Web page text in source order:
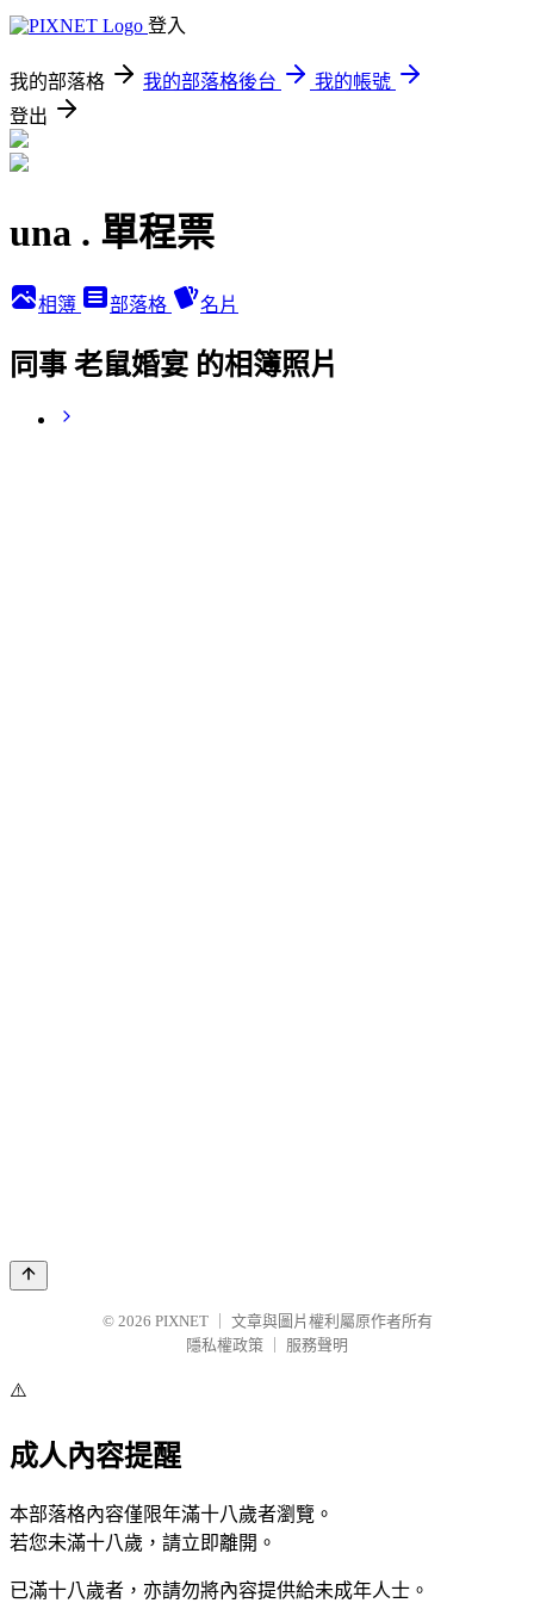
登入
我的部落格 我的部落格後台
我的帳號
登出
una . 單程票
相簿 部落格 名片
同事 老鼠婚宴 的相簿照片
© 2026 PIXNET
文章與圖片權利屬原作者所有
隱私權政策
服務聲明
⚠️
成人內容提醒
本部落格內容僅限年滿十八歲者瀏覽。
若您未滿十八歲，請立即離開。
已滿十八歲者，亦請勿將內容提供給未成年人士。